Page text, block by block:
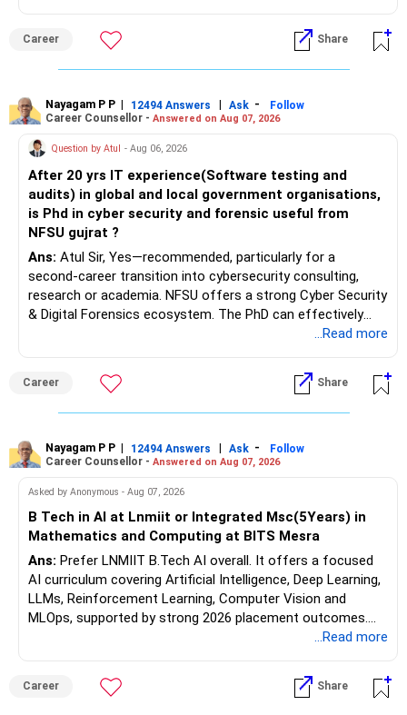
Career Share
Nayagam P P | 12494 Answers | Ask -
Follow
Career Counsellor - Answered on Aug 07, 2026
Question by Atul - Aug 06, 2026
After 20 yrs IT experience(Software testing and
audits) in global and local government organisations,
is Phd in cyber security and forensic useful from
NFSU gujrat ?
Ans: Atul Sir, Yes—recommended, particularly for a
second-career transition into cybersecurity consulting,
research or academia. NFSU offers a strong Cyber Security
& Digital Forensics ecosystem. The PhD can effectively
leverage 20 years of software testing and audit experience
forensic auditing, compliance and research. It requires a
substantial 4–6-year commitment, sustained research and
publications, making it most valuable for long-term
opportunities. All The Best for Your Prosperous Future, Sir!
Follow RediffGURUS to Know More on 'Careers | Money |
...Read more
Career Share
Nayagam P P | 12494 Answers | Ask -
Follow
Career Counsellor - Answered on Aug 07, 2026
Asked by Anonymous - Aug 07, 2026
B Tech in AI at Lnmiit or Integrated Msc(5Years) in
Mathematics and Computing at BITS Mesra
Ans: Prefer LNMIIT B.Tech AI overall. It offers a focused
AI curriculum covering Artificial Intelligence, Deep Learning,
LLMs, Reinforcement Learning, Computer Vision and
MLOps, supported by strong 2026 placement outcomes.
Choose BIT Mesra’s Integrated M.Sc. Mathematics &
aptitude and is targeting Quant, research, advanced
analytics or a PhD. All The Best for Your Prosperous
...Read more
Career Share